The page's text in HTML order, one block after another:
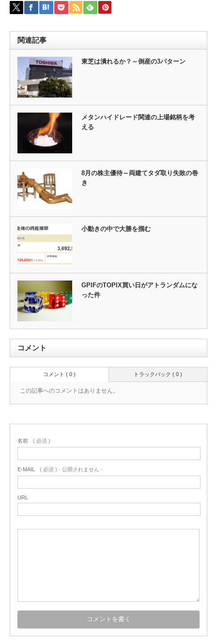
関連記事
東芝は潰れるか？～倒産の3パターン
メタンハイドレード関連の上場銘柄を考
える
8月の株主優待～両建てタダ取り失敗の巻
き
小動きの中で大勝を掴む
GPIFのTOPIX買い日がアトランダムにな
った件
コメント
トラックバック ( 0 )
コメント ( 0 )
この記事へのコメントはありません。
名前 ( 必須 )
E-MAIL ( 必須 ) - 公開されません -
URL